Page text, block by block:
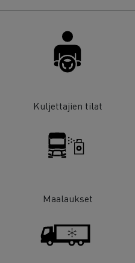
Kuljettajien tilat
Maalaukset